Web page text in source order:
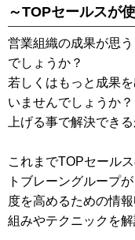
～TOPセールスが
営業組織の成果が思
でしょうか？
若しくはもっと成果
いませんでしょうか
上げる事で解決でき
これまでTOPセール
トブレーングループ
度を高めるための情
組みやテクニックを解